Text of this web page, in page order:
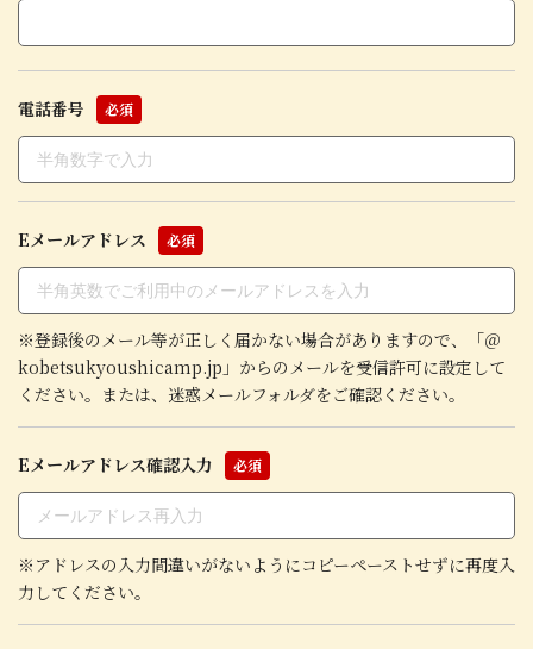
電話番号 必須
Eメールアドレス 必須
※登録後のメール等が正しく届かない場合がありますので、「＠
kobetsukyoushicamp.jp」からのメールを受信許可に設定して
ください。または、迷惑メールフォルダをご確認ください。
Eメールアドレス確認入力 必須
※アドレスの入力間違いがないようにコピーペーストせずに再度入
力してください。